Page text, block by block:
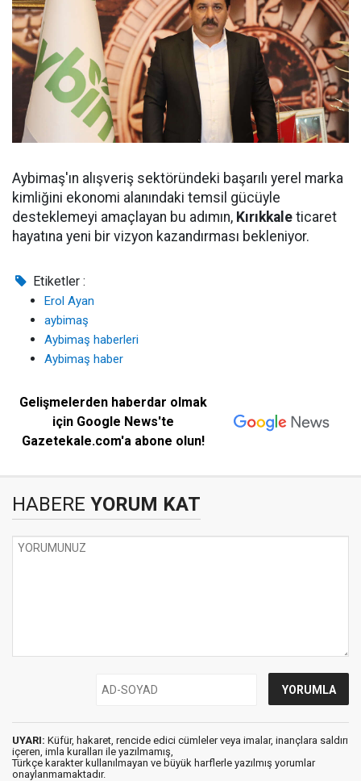
Aybimaş'ın alışveriş sektöründeki başarılı yerel marka
kimliğini ekonomi alanındaki temsil gücüyle
desteklemeyi amaçlayan bu adımın, Kırıkkale ticaret
hayatına yeni bir vizyon kazandırması bekleniyor.
Etiketler :
Erol Ayan
aybimaş
Aybimaş haberleri
Aybimaş haber
Gelişmelerden haberdar olmak
için Google News'te
Gazetekale.com'a abone olun!
HABERE YORUM KAT
UYARI: Küfür, hakaret, rencide edici cümleler veya imalar, inançlara saldırı
içeren, imla kuralları ile yazılmamış,
Türkçe karakter kullanılmayan ve büyük harflerle yazılmış yorumlar
onaylanmamaktadır.